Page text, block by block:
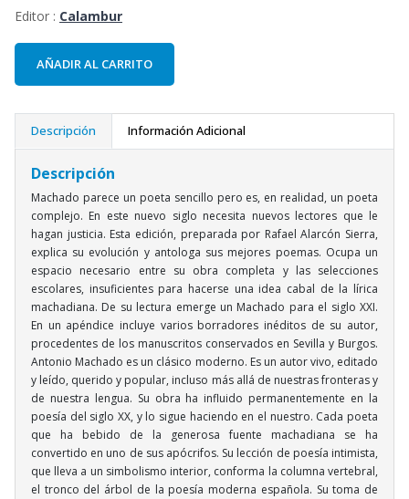
Editor : Calambur
AÑADIR AL CARRITO
Descripción Información Adicional
Descripción
Machado parece un poeta sencillo pero es, en realidad, un poeta
complejo. En este nuevo siglo necesita nuevos lectores que le
hagan justicia. Esta edición, preparada por Rafael Alarcón Sierra,
explica su evolución y antologa sus mejores poemas. Ocupa un
espacio necesario entre su obra completa y las selecciones
escolares, insuficientes para hacerse una idea cabal de la lírica
machadiana. De su lectura emerge un Machado para el siglo XXI.
En un apéndice incluye varios borradores inéditos de su autor,
procedentes de los manuscritos conservados en Sevilla y Burgos.
Antonio Machado es un clásico moderno. Es un autor vivo, editado
y leído, querido y popular, incluso más allá de nuestras fronteras y
de nuestra lengua. Su obra ha influido permanentemente en la
poesía del siglo XX, y lo sigue haciendo en el nuestro. Cada poeta
que ha bebido de la generosa fuente machadiana se ha
convertido en uno de sus apócrifos. Su lección de poesía intimista,
que lleva a un simbolismo interior, conforma la columna vertebral,
el tronco del árbol de la poesía moderna española. Su toma de